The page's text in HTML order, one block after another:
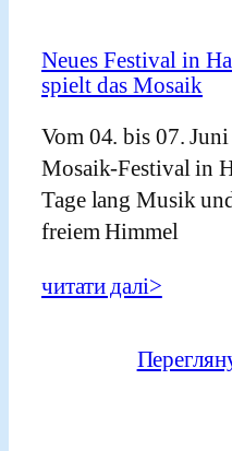
Neues Festival in
spielt das Mosaik
Vom 04. bis 07.
Mosaik-Festival in
Tage lang Musik
freiem Himmel
читати далі>